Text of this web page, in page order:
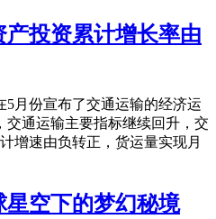
投资累计增长率由
5月份宣布了交通运输的经济运
交通运输主要指标继续回升，交
增速由负转正，货运量实现月
空下的梦幻秘境